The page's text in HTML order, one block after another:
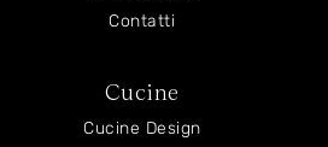
Contatti
Cucine
Cucine Design